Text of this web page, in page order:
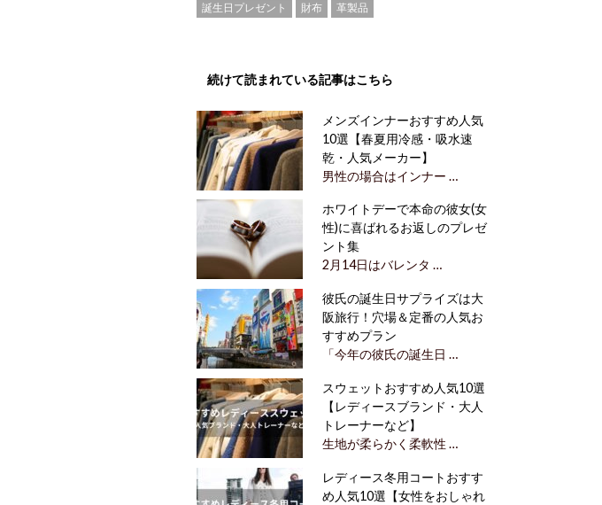
誕生日プレゼント
財布 革製品
続けて読まれている記事はこちら
メンズインナーおすすめ人気
10選【春夏用冷感・吸水速
乾・人気メーカー】
男性の場合はインナー …
ホワイトデーで本命の彼女(女
性)に喜ばれるお返しのプレゼ
ント集
2月14日はバレンタ …
彼氏の誕生日サプライズは大
阪旅行！穴場＆定番の人気お
すすめプラン
「今年の彼氏の誕生日 …
スウェットおすすめ人気10選
【レディースブランド・大人
トレーナーなど】
生地が柔らかく柔軟性 …
レディース冬用コートおすす
め人気10選【女性をおしゃれ